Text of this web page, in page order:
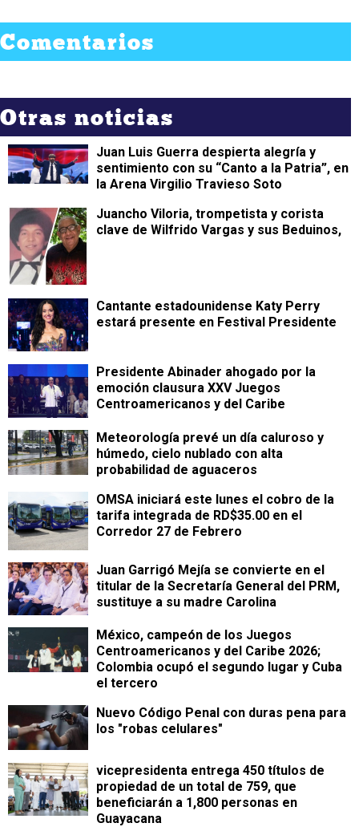
Comentarios
Otras noticias
Juan Luis Guerra despierta alegría y
sentimiento con su “Canto a la Patria”, en
la Arena Virgilio Travieso Soto
Juancho Viloria, trompetista y corista
clave de Wilfrido Vargas y sus Beduinos,
Cantante estadounidense Katy Perry
estará presente en Festival Presidente
Presidente Abinader ahogado por la
emoción clausura XXV Juegos
Centroamericanos y del Caribe
Meteorología prevé un día caluroso y
húmedo, cielo nublado con alta
probabilidad de aguaceros
OMSA iniciará este lunes el cobro de la
tarifa integrada de RD$35.00 en el
Corredor 27 de Febrero
Juan Garrigó Mejía se convierte en el
titular de la Secretaría General del PRM,
sustituye a su madre Carolina
México, campeón de los Juegos
Centroamericanos y del Caribe 2026;
Colombia ocupó el segundo lugar y Cuba
el tercero
Nuevo Código Penal con duras pena para
los "robas celulares"
vicepresidenta entrega 450 títulos de
propiedad de un total de 759, que
beneficiarán a 1,800 personas en
Guayacana